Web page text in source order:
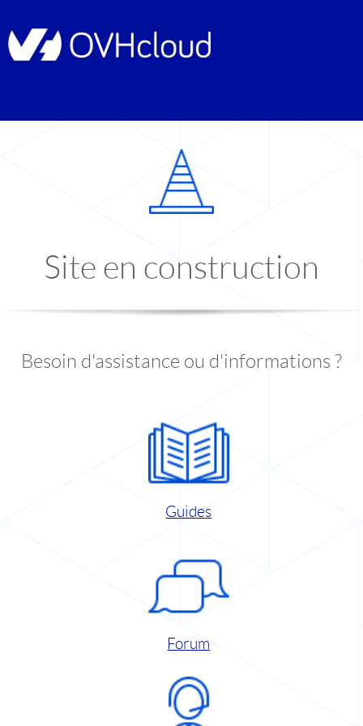
Site en construction
Besoin d'assistance ou d'informations ?
Guides
Forum